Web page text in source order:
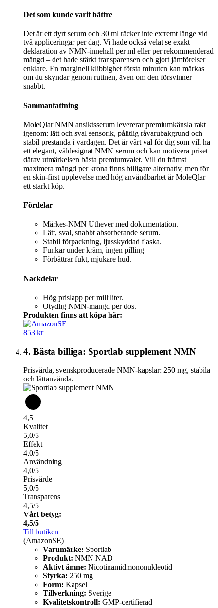
Det som kunde varit bättre
Det är ett dyrt serum och 30 ml räcker inte extremt länge vid
två appliceringar per dag. Vi hade också velat se exakt
deklaration av NMN-innehåll per ml eller per rekommenderad
mängd – det hade stärkt transparensen och gjort jämförelser
enklare. En marginell klibbighet första minuten kan märkas
om du skyndar genom rutinen, även om den försvinner
snabbt.
Sammanfattning
MoleQlar NMN ansiktsserum levererar premiumkänsla rakt
igenom: lätt och sval sensorik, pålitlig råvarubakgrund och
stabil prestanda i vardagen. Det är vårt val för dig som vill ha
ett elegant, väldesignat NMN-serum och kan motivera priset –
därav utmärkelsen bästa premiumvalet. Vill du främst
maximera mängd per krona finns billigare alternativ, men för
en skin-first upplevelse med hög användbarhet är MoleQlar
ett starkt köp.
Fördelar
Märkes-NMN Uthever med dokumentation.
Lätt, sval, snabbt absorberande serum.
Stabil förpackning, ljusskyddad flaska.
Funkar under kräm, ingen pilling.
Förbättrar fukt, mjukare hud.
Nackdelar
Hög prislapp per milliliter.
Otydlig NMN-mängd per dos.
Produkten finns att köpa här:
853 kr
4. Bästa billiga: Sportlab supplement NMN
Prisvärda, svenskproducerade NMN‑kapslar: 250 mg, stabila
och lättanvända.
4,5
Kvalitet
5,0/5
Effekt
4,0/5
Användning
4,0/5
Prisvärde
5,0/5
Transparens
4,5/5
Vårt betyg:
4,5/5
Till butiken
(AmazonSE)
Varumärke: Sportlab
Produkt: NMN NAD+
Aktivt ämne: Nicotinamidmononukleotid
Styrka: 250 mg
Form: Kapsel
Tillverkning: Sverige
Kvalitetskontroll: GMP-certifierad